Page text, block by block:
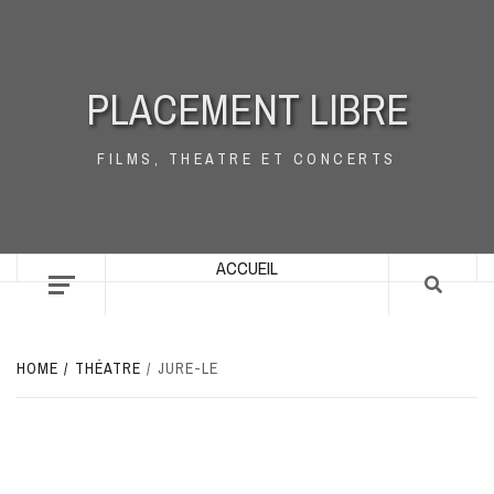
PLACEMENT LIBRE
FILMS, THEATRE ET CONCERTS
ACCUEIL
HOME THÉATRE JURE-LE